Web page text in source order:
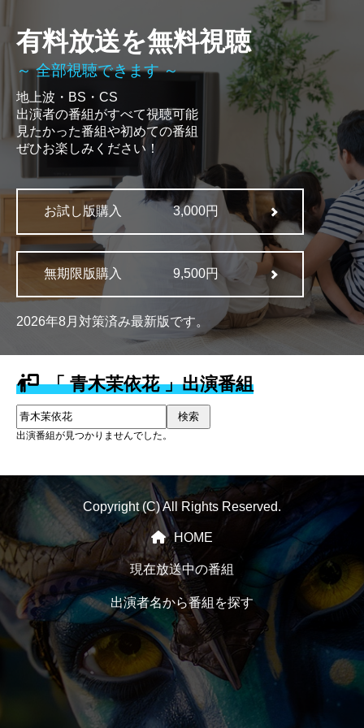
有料放送を無料視聴
～ 全部視聴できます ～
地上波・BS・CS
出演者の番組がすべて視聴可能
見たかった番組や初めての番組
ぜひお楽しみください！
お試し版購入 3,000円
無期限版購入 9,500円
2026年8月対策済み最新版です。
「 青木茉依花 」出演番組
検索
出演番組が見つかりませんでした。
Copyright (C) All Rights Reserved.
HOME
現在放送中の番組
出演者名から番組を探す